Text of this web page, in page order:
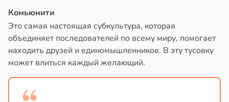
Комьюнити
Это самая настоящая субкультура, которая
объединяет последователей по всему миру, помогает
находить друзей и единомышленников. В эту тусовку
может влиться каждый желающий.